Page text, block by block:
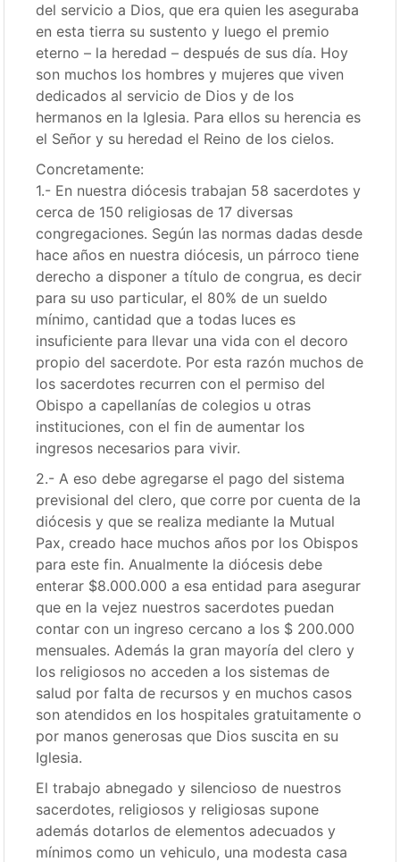
del servicio a Dios, que era quien les aseguraba
en esta tierra su sustento y luego el premio
eterno – la heredad – después de sus día. Hoy
son muchos los hombres y mujeres que viven
dedicados al servicio de Dios y de los
hermanos en la Iglesia. Para ellos su herencia es
el Señor y su heredad el Reino de los cielos.
Concretamente:
1.- En nuestra diócesis trabajan 58 sacerdotes y
cerca de 150 religiosas de 17 diversas
congregaciones. Según las normas dadas desde
hace años en nuestra diócesis, un párroco tiene
derecho a disponer a título de congrua, es decir
para su uso particular, el 80% de un sueldo
mínimo, cantidad que a todas luces es
insuficiente para llevar una vida con el decoro
propio del sacerdote. Por esta razón muchos de
los sacerdotes recurren con el permiso del
Obispo a capellanías de colegios u otras
instituciones, con el fin de aumentar los
ingresos necesarios para vivir.
2.- A eso debe agregarse el pago del sistema
previsional del clero, que corre por cuenta de la
diócesis y que se realiza mediante la Mutual
Pax, creado hace muchos años por los Obispos
para este fin. Anualmente la diócesis debe
enterar $8.000.000 a esa entidad para asegurar
que en la vejez nuestros sacerdotes puedan
contar con un ingreso cercano a los $ 200.000
mensuales. Además la gran mayoría del clero y
los religiosos no acceden a los sistemas de
salud por falta de recursos y en muchos casos
son atendidos en los hospitales gratuitamente o
por manos generosas que Dios suscita en su
Iglesia.
El trabajo abnegado y silencioso de nuestros
sacerdotes, religiosos y religiosas supone
además dotarlos de elementos adecuados y
mínimos como un vehiculo, una modesta casa